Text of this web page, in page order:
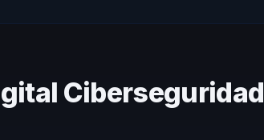
Ciberseguridad